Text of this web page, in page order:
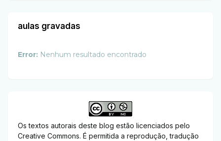
aulas gravadas
Error: Nenhum resultado encontrado
Os textos autorais deste blog estão licenciados pelo
Creative Commons. É permitida a reprodução, tradução